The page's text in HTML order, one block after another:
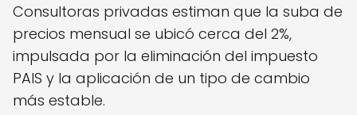
Consultoras privadas estiman que la suba de
precios mensual se ubicó cerca del 2%,
impulsada por la eliminación del impuesto
PAIS y la aplicación de un tipo de cambio
más estable.